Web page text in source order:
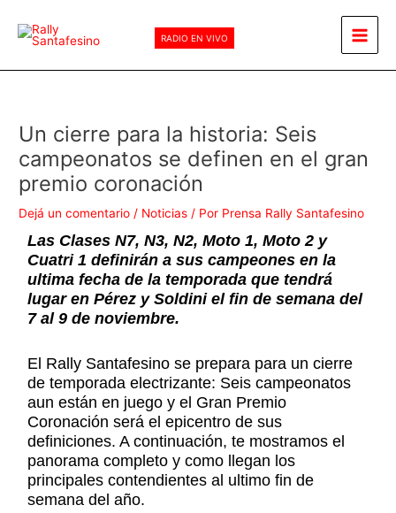
contenido
RADIO EN VIVO
Main
Un cierre para la historia: Seis
campeonatos se definen en el gran
premio coronación
Dejá un comentario / Noticias / Por Prensa Rally Santafesino
Las Clases N7, N3, N2, Moto 1, Moto 2 y
Cuatri 1 definirán a sus campeones en la
ultima fecha de la temporada que tendrá
lugar en Pérez y Soldini el fin de semana del
7 al 9 de noviembre.
El Rally Santafesino se prepara para un cierre
de temporada electrizante: Seis campeonatos
aun están en juego y el Gran Premio
Coronación será el epicentro de sus
definiciones. A continuación, te mostramos el
panorama completo y como llegan los
principales contendientes al ultimo fin de
semana del año.